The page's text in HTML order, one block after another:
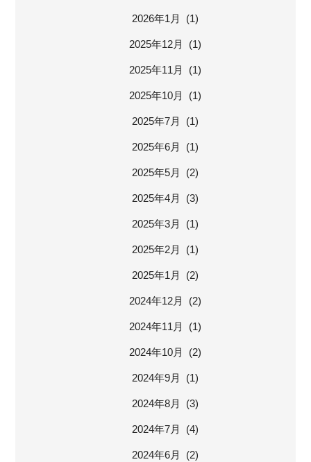
2026年1月 (1)
2025年12月 (1)
2025年11月 (1)
2025年10月 (1)
2025年7月 (1)
2025年6月 (1)
2025年5月 (2)
2025年4月 (3)
2025年3月 (1)
2025年2月 (1)
2025年1月 (2)
2024年12月 (2)
2024年11月 (1)
2024年10月 (2)
2024年9月 (1)
2024年8月 (3)
2024年7月 (4)
2024年6月 (2)